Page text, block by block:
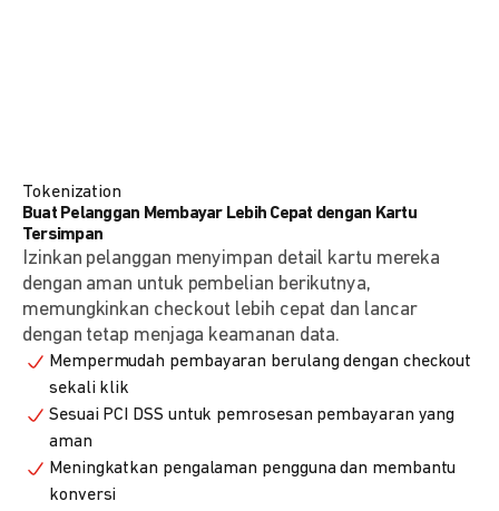
Tokenization
Buat Pelanggan Membayar Lebih Cepat dengan Kartu
Tersimpan
Izinkan pelanggan menyimpan detail kartu mereka
dengan aman untuk pembelian berikutnya,
memungkinkan checkout lebih cepat dan lancar
dengan tetap menjaga keamanan data.
Mempermudah pembayaran berulang dengan checkout
sekali klik
Sesuai PCI DSS untuk pemrosesan pembayaran yang
aman
Meningkatkan pengalaman pengguna dan membantu
konversi